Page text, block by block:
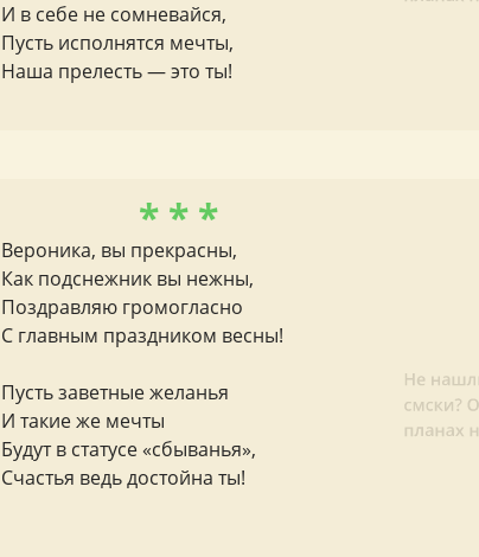
И в себе не сомневайся,
Пусть исполнятся мечты,
Наша прелесть — это ты!
* * *
Вероника, вы прекрасны,
Как подснежник вы нежны,
Поздравляю громогласно
С главным праздником весны!
Пусть заветные желанья
И такие же мечты
Будут в статусе «сбыванья»,
Счастья ведь достойна ты!